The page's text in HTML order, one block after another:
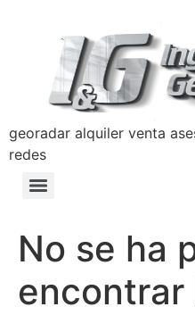
georadar alquiler venta
redes
No se ha
encontrar